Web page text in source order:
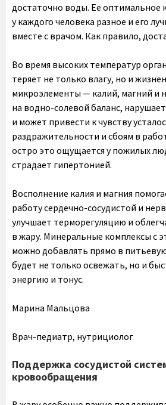
достаточно воды. Ее оптимальное
у каждого человека разное и его
вместе с врачом. Как правило,
Во время высоких температур
теряет не только влагу, но и
микроэлементы — калий, магний и
на водно-солевой баланс,
и может привести к чувству
раздражительности и сбоям в
остро это ощущается у пожилых
страдает гипертонией.
Восполнение калия и магния
работу сердечно-сосудистой и
улучшает терморегуляцию и
в жару. Минеральные комплексы с
можно добавлять прямо в
будет не только освежать, но и
энергию и тонус.
Марина Мальцова
Врач-педиатр, нутрициолог
Поддержка сосудистой
кровообращения